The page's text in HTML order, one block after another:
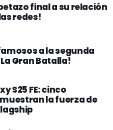
final a su relación
redes!
a la segunda
Gran Batalla!
S25 FE: cinco
la fuerza de